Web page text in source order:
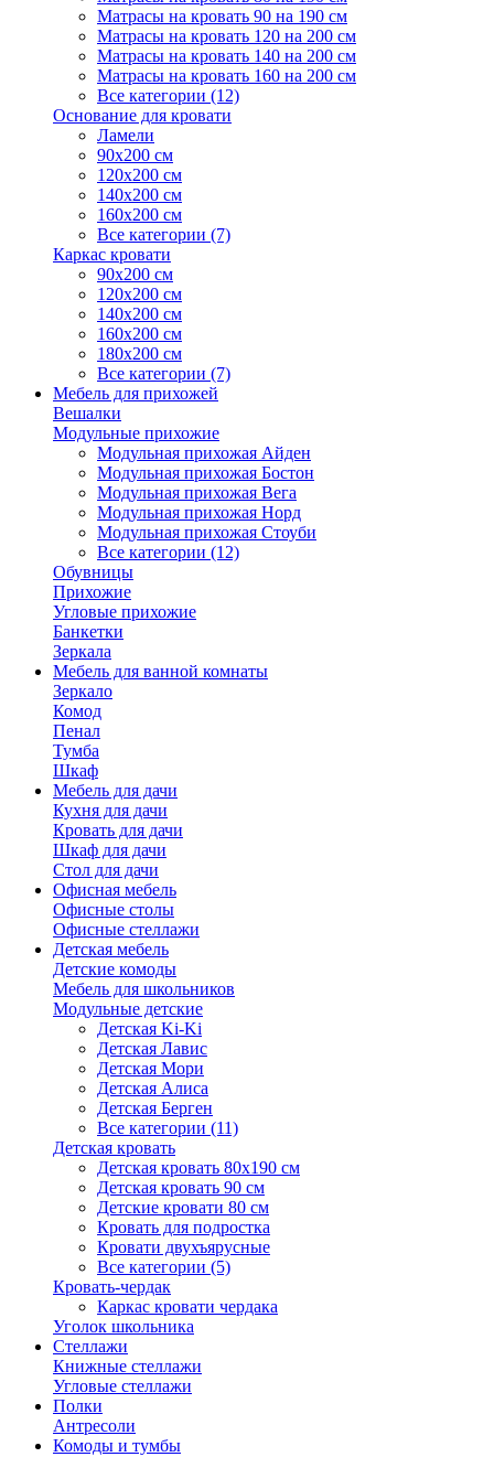
Матрасы на кровать 90 на 190 см
Матрасы на кровать 120 на 200 см
Матрасы на кровать 140 на 200 см
Матрасы на кровать 160 на 200 см
Все категории (12)
Основание для кровати
Ламели
90х200 см
120х200 см
140х200 см
160х200 см
Все категории (7)
Каркас кровати
90х200 см
120х200 см
140х200 см
160х200 см
180х200 см
Все категории (7)
Мебель для прихожей
Вешалки
Модульные прихожие
Модульная прихожая Айден
Модульная прихожая Бостон
Модульная прихожая Вега
Модульная прихожая Норд
Модульная прихожая Стоуби
Все категории (12)
Обувницы
Прихожие
Угловые прихожие
Банкетки
Зеркала
Мебель для ванной комнаты
Зеркало
Комод
Пенал
Тумба
Шкаф
Мебель для дачи
Кухня для дачи
Кровать для дачи
Шкаф для дачи
Стол для дачи
Офисная мебель
Офисные столы
Офисные стеллажи
Детская мебель
Детские комоды
Мебель для школьников
Модульные детские
Детская Ki-Ki
Детская Лавис
Детская Мори
Детская Алиса
Детская Берген
Все категории (11)
Детская кровать
Детская кровать 80х190 см
Детская кровать 90 см
Детские кровати 80 см
Кровать для подростка
Кровати двухъярусные
Все категории (5)
Кровать-чердак
Каркас кровати чердака
Уголок школьника
Стеллажи
Книжные стеллажи
Угловые стеллажи
Полки
Антресоли
Комоды и тумбы